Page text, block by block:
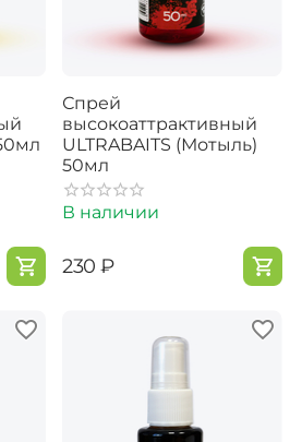
Спрей
высокоаттрактивный
ULTRABAITS (Мотыль)
50мл
В наличии
‍230‍ ₽